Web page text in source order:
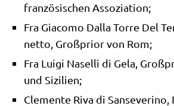
fran­zö­si­schen Assoziation;
Fra Gia­co­mo Dal­la Tor­re Del
net­to, Groß­pri­or von Rom;
Fra Lui­gi Nasel­li di Gela,
und Sizilien;
Cle­men­te Riva di